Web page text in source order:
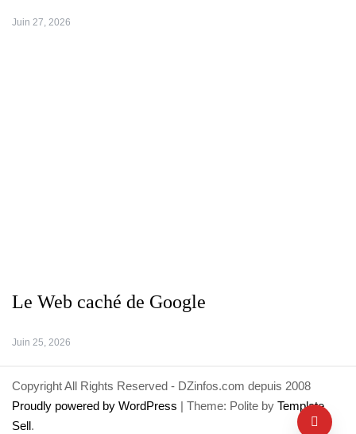
Juin 27, 2026
Le Web caché de Google
Juin 25, 2026
Copyright All Rights Reserved - DZinfos.com depuis 2008
Proudly powered by WordPress | Theme: Polite by Template
Sell.